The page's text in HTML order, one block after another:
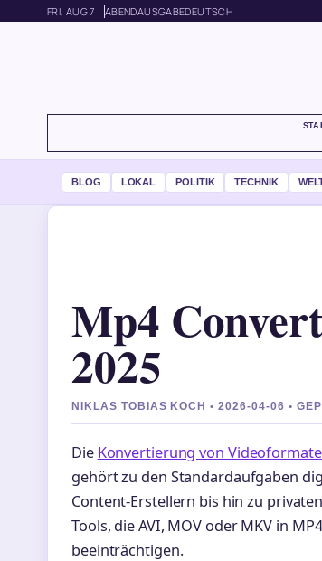
FRI, AUG 7 ABENDAUSGABEDEUTSCH
BLOG LOKAL POLITIK TECHNIK
Mp4
2025
NIKLAS TOBIAS KOCH • 2026-04-06 •
Die Konvertierung von
gehört zu den Standardaufgaben
Content-Erstellern bis hin zu
Tools, die AVI, MOV oder MKV in
beeinträchtigen.